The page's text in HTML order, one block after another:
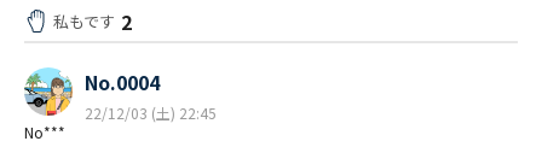
私もです 2
No***
No.0004
22/12/03 (土) 22:45